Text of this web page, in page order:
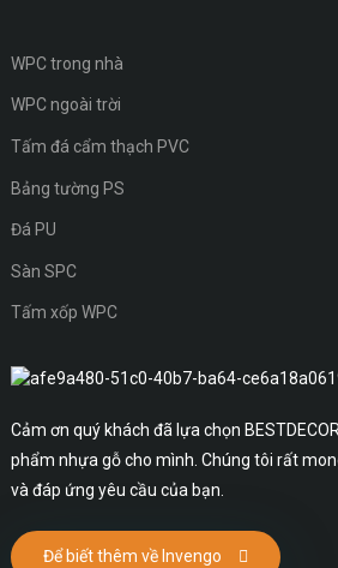
WPC trong nhà
WPC ngoài trời
Tấm đá cẩm thạch PVC
Bảng tường PS
Đá PU
Sàn SPC
Tấm xốp WPC
Cảm ơn quý khách đã lựa chọn
phẩm nhựa gỗ cho mình. Chúng tôi rất
và đáp ứng yêu cầu của bạn.
Để biết thêm về Invengo